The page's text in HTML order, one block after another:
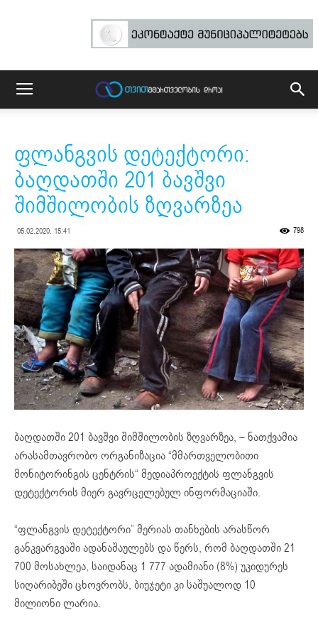
ფლანგვის დეტექტორი:
ბაღდათში 201 ბავშვი
შიმშილობის ზღვარზეა
05.02.2020. 15:41 798
ბაღდათში 201 ბავშვი შიმშილობის ზღვარზეა, – ნათქვამია
არასამთავრობო ორგანიზაცია “მმართველობითი
მონიტორინგის ცენტრის“ მედიაპროექტის ფლანგვის
დეტექტორის მიერ გავრცელებულ ინფორმაციაში.
“ფლანგვის დეტექტორი” მერიას თანხების არასწორ
განკვარგვაში ადანაშაულებს და წერს, რომ ბაღდათში 21
700 მოსახლეა, საიდანაც 1 777 ადამიანი (8%) უკიდურეს
სიღარიბეში ცხოვრობს, ბიუჯეტი კი საშუალოდ 10
მილიონი ლარია.